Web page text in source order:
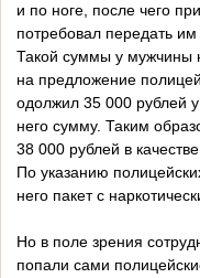
и по ноге, после чего
потребовал передать им
Такой суммы у мужчины
на предложение
одолжил 35 000 рублей
него сумму. Таким
38 000 рублей в качестве
По указанию
него пакет с
Но в поле зрения
попали сами